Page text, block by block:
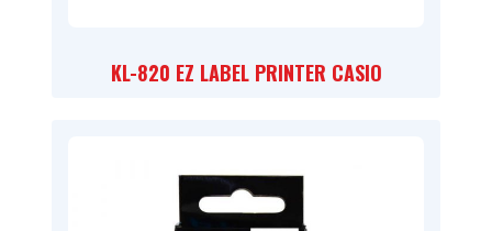
KL-820 EZ LABEL PRINTER CASIO